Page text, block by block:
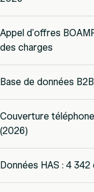
Appel d'offres
des charges
Base de données
Couverture
(2026)
Données HAS : 4